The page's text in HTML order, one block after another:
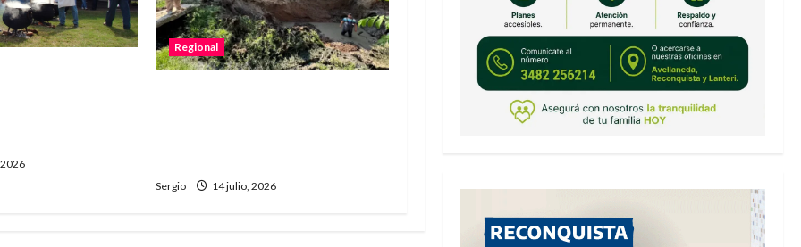
Regional
Sergio 14 julio, 2026